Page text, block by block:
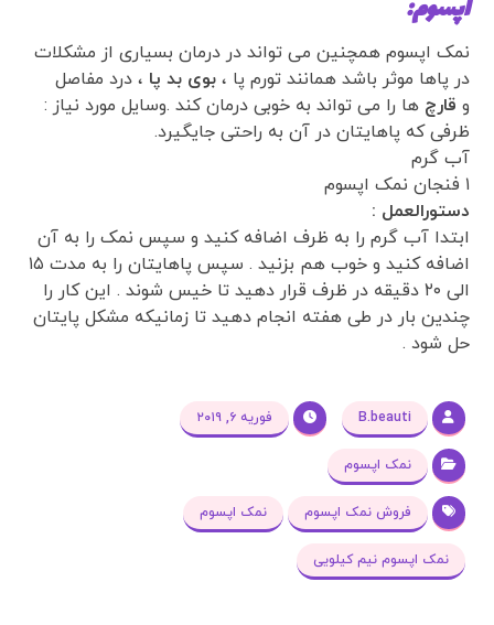
اپسوم:
نمک اپسوم همچنین می تواند در درمان بسیاری از مشکلات
در پاها موثر باشد همانند تورم پا ،بوی بد پا ، درد مفاصل
و قارچ ها را می تواند به خوبی درمان کند .وسایل مورد نیاز :
ظرفی که پاهایتان در آن به راحتی جایگیرد.
آب گرم
۱ فنجان نمک اپسوم
دستورالعمل :
ابتدا آب گرم را به ظرف اضافه کنید و سپس نمک را به آن
اضافه کنید و خوب هم بزنید . سپس پاهایتان را به مدت ۱۵
الی ۲۰ دقیقه در ظرف قرار دهید تا خیس شوند . این کار را
چندین بار در طی هفته انجام دهید تا زمانیکه مشکل پایتان
حل شود .
B.beauti فوریه ۶, ۲۰۱۹
نمک اپسوم
فروش نمک اپسوم نمک اپسوم
نمک اپسوم نیم کیلویی